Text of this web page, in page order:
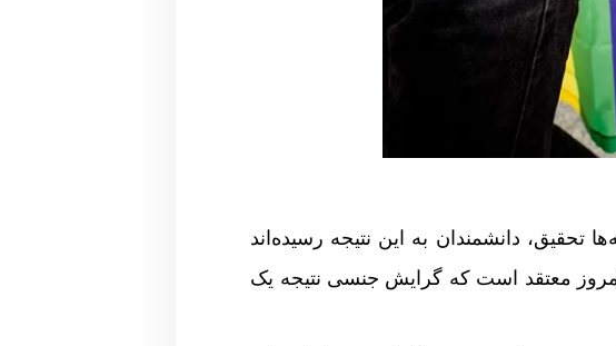
دانشمندان به این نتیجه رسیده‌اند
معتقد است که گرایش جنسی نتیجه یک